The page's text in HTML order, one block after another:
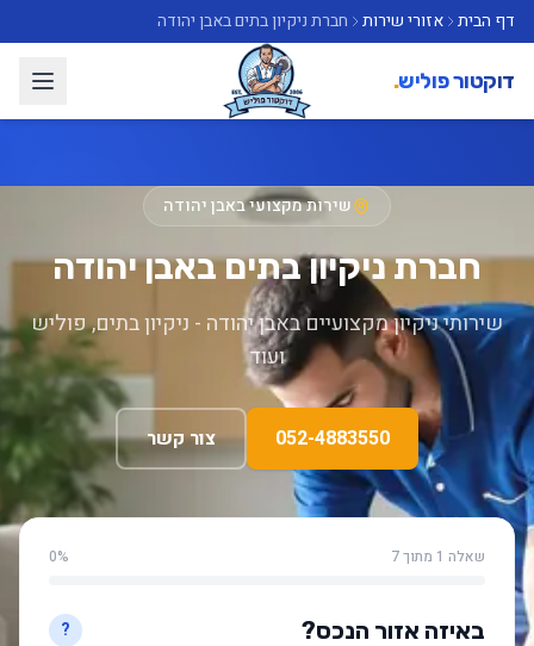
דף הבית אזורי שירות חברת ניקיון בתים באבן יהודה
דוקטור פוליש.
שירות מקצועי באבן יהודה
חברת ניקיון בתים באבן יהודה
שירותי ניקיון מקצועיים באבן יהודה - ניקיון בתים, פוליש
ועוד
052-4883550 צור קשר
שאלה 1 מתוך 7 0%
באיזה אזור הנכס?
?